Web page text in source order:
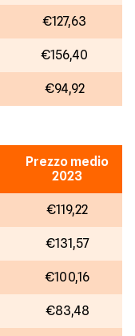
€127,63
€156,40
€94,92
Prezzo medio
2023
€119,22
€131,57
€100,16
€83,48